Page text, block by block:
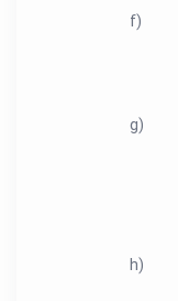
f)
g)
h)